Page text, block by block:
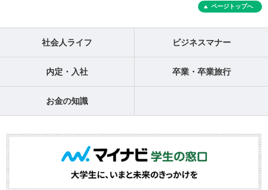
ページトップへ
社会人ライフ ビジネスマナー
内定・入社 卒業・卒業旅行
お金の知識